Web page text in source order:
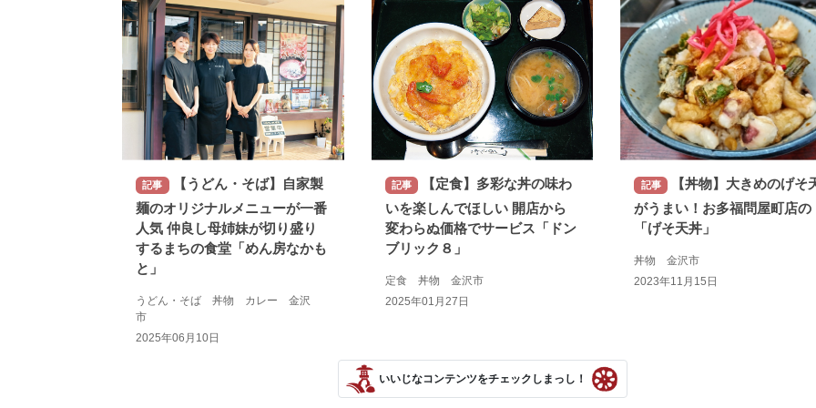
記事
【うどん・そば】自家製
麺のオリジナルメニューが一番
人気 仲良し母姉妹が切り盛り
するまちの食堂「めん房なかも
と」
うどん・そば 丼物 カレー 金沢
市
2025年06月10日
記事
【定食】多彩な丼の味わ
いを楽しんでほしい 開店から
変わらぬ価格でサービス「ドン
ブリック８」
定食 丼物 金沢市
2025年01月27日
記事
【丼物】大きめのげそ
がうまい！お多福問屋町店の
「げそ天丼」
丼物 金沢市
2023年11月15日
いいじなコンテンツをチェックしまっし！